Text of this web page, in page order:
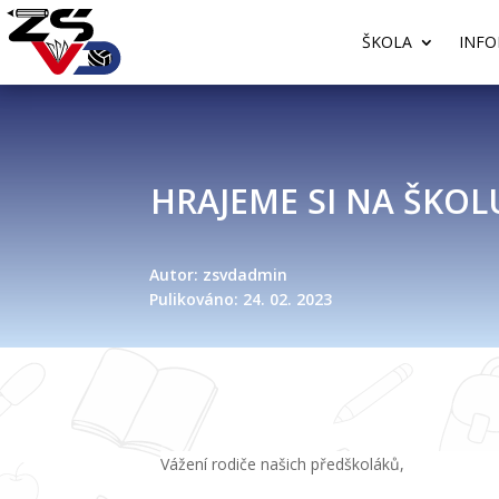
ŠKOLA
HRAJEME SI NA
Autor: zsvdadmin
Pulikováno: 24. 02. 2023
Vážení rodiče našich předškoláků,